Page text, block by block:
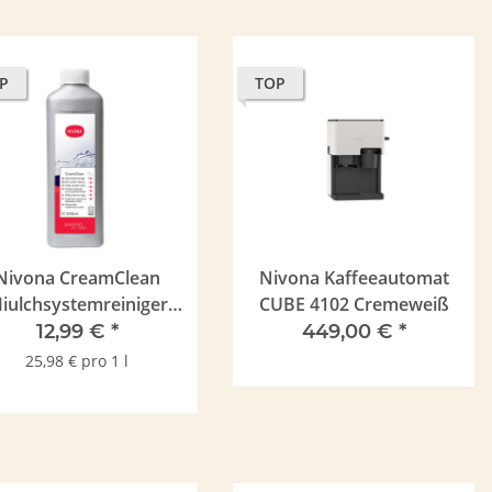
CreamClean
500ml (15 x Reinigen)
12,99 € *
25,98 € pro 1 l
TOP
Nivona Kaffeeautomat
CUBE 4102 Cremeweiß
449,00 € *
Caffé
€ *
€ pro 1 kg
22,99 €*
22,99 € pro 1 kg